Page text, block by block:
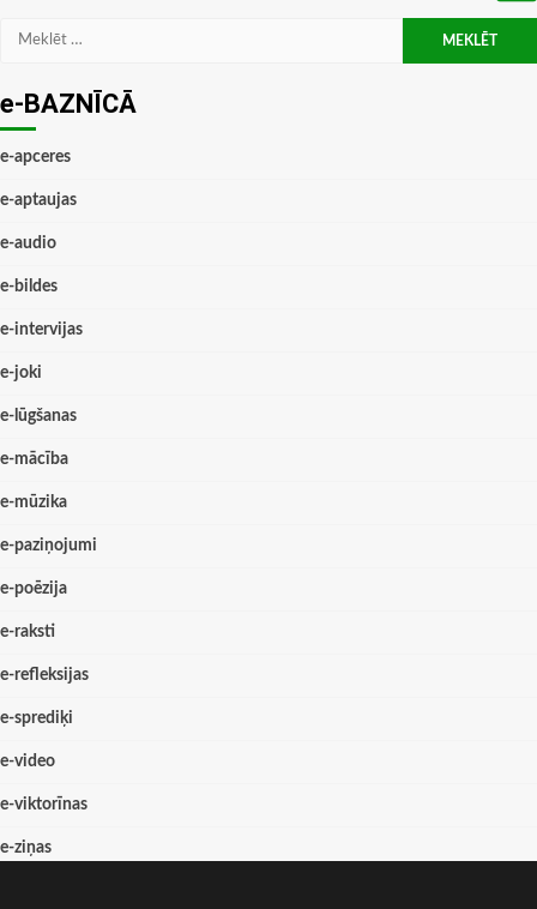
Meklēt:
e-BAZNĪCĀ
e-apceres
e-aptaujas
e-audio
e-bildes
e-intervijas
e-joki
e-lūgšanas
e-mācība
e-mūzika
e-paziņojumi
e-poēzija
e-raksti
e-refleksijas
e-sprediķi
e-video
e-viktorīnas
e-ziņas